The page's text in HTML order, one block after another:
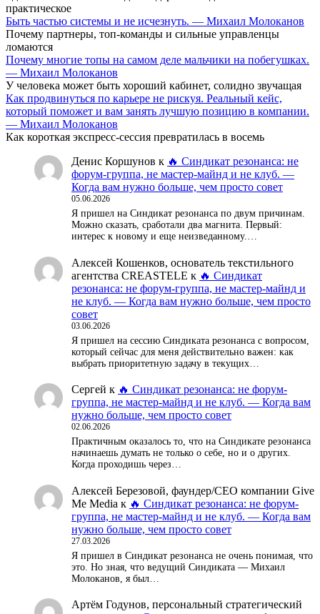
практическое
Быть частью системы и не исчезнуть. — Михаил Молоканов
Почему партнеры, топ-команды и сильные управленцы
ломаются
Почему многие топы на самом деле мальчики на побегушках.
— Михаил Молоканов
У человека может быть хороший кабинет, солидно звучащая
Как продвинуться по карьере не рискуя. Реальный кейс,
который поможет и вам занять лучшую позицию в компании.
— Михаил Молоканов
Как короткая экспресс-сессия превратилась в восемь
Денис Коршунов к 🔥 Синдикат резонанса: не
форум-группа, не мастер-майнд и не клуб. —
Когда вам нужно больше, чем просто совет
05.06.2026
Я пришел на Синдикат резонанса по двум причинам.
Можно сказать, сработали два магнита. Первый:
интерес к новому и еще неизведанному.…
Алексей Кошенков, основатель текстильного
агентства CREASTELE к 🔥 Синдикат
резонанса: не форум-группа, не мастер-майнд и
не клуб. — Когда вам нужно больше, чем просто
совет
03.06.2026
Я пришел на сессию Синдиката резонанса с вопросом,
который сейчас для меня действительно важен: как
выбрать приоритетную задачу в текущих…
Сергей к 🔥 Синдикат резонанса: не форум-
группа, не мастер-майнд и не клуб. — Когда вам
нужно больше, чем просто совет
02.06.2026
Практичным оказалось то, что на Синдикате резонанса
начинаешь думать не только о себе, но и о других.
Когда проходишь через…
Алексей Березовой, фаундер/СЕО компании Give
Me Media к 🔥 Синдикат резонанса: не форум-
группа, не мастер-майнд и не клуб. — Когда вам
нужно больше, чем просто совет
27.03.2026
Я пришел в Синдикат резонанса не очень понимая, что
это. Но зная, что ведущий Синдиката — Михаил
Молоканов, я был…
Артём Годунов, персональный стратегический